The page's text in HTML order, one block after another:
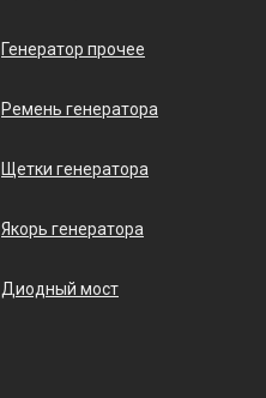
Генератор прочее
Ремень генератора
Щетки генератора
Якорь генератора
Диодный мост